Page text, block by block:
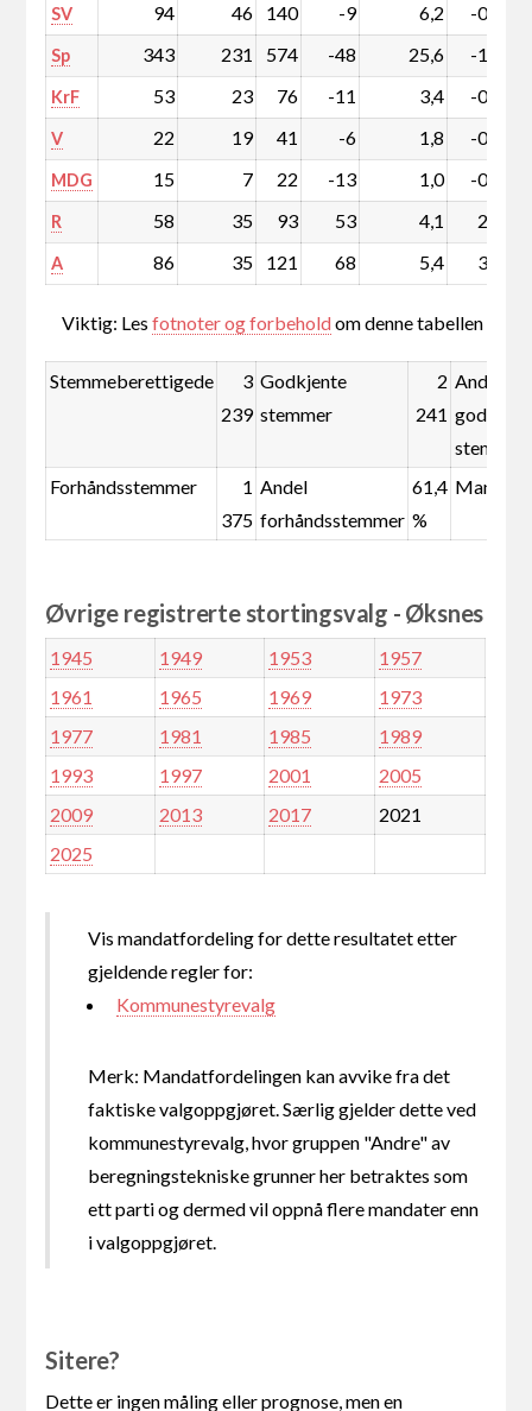
SV 94 46 140 -9 6,2 -0,2
Sp 343 231 574 -48 25,6 -1,2
KrF 53 23 76 -11 3,4 -0,4
V 22 19 41 -6 1,8 -0,2
MDG 15 7 22 -13 1,0 -0,5
R 58 35 93 53 4,1 2,4
A 86 35 121 68 5,4 3,1
Viktig: Lesfotnoter og forbeholdom denne tabellen
Stemmeberettigede
3
239
Godkjente
stemmer
2
241
Andel
stemmer
Forhåndsstemmer
1
375
Andel
forhåndsstemmer
61,4
%
Øvrige registrerte stortingsvalg - Øksnes
1945 1949 1953
1957
1961
1965 1969
1973
1977
1981 1985
1989
1993
1997 2001
2005
2009
2013 2017
2021
2025
Vis mandatfordeling for dette resultatet etter
gjeldende regler for:
Kommunestyrevalg
Merk: Mandatfordelingen kan avvike fra det
faktiske valgoppgjøret. Særlig gjelder dette ved
kommunestyrevalg, hvor gruppen "Andre" av
beregningstekniske grunner her betraktes som
ett parti og dermed vil oppnå flere mandater enn
i valgoppgjøret.
Sitere?
Dette er ingen måling eller prognose, men en